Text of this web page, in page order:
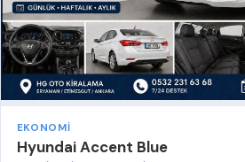
EKONOMI
Hyundai Accent Blue